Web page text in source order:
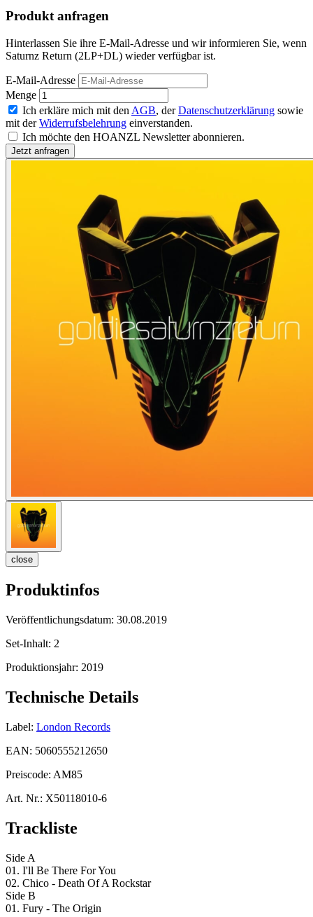
Produkt anfragen
Hinterlassen Sie ihre E-Mail-Adresse und wir informieren Sie, wenn
Saturnz Return (2LP+DL) wieder verfügbar ist.
E-Mail-Adresse
Menge
Ich erkläre mich mit den AGB, derDatenschutzerklärung sowie
mit derWiderrufsbelehrung einverstanden.
Ich möchte den HOANZL Newsletter abonnieren.
close
Produktinfos
Veröffentlichungsdatum: 30.08.2019
Set-Inhalt: 2
Produktionsjahr: 2019
Technische Details
Label: London Records
EAN: 5060555212650
Preiscode: AM85
Art. Nr.: X50118010-6
Trackliste
Side A
01. I'll Be There For You
02. Chico - Death Of A Rockstar
Side B
01. Fury - The Origin